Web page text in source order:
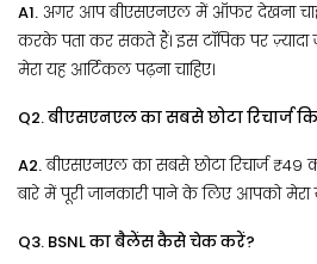
A1. अगर आप बीएसएनएल में ऑफर देखना
करके पता कर सकते हैं। इस टॉपिक पर
मेरा यह आर्टिकल पढ़ना चाहिए।
Q2. बीएसएनएल का सबसे छोटा रिचार्ज
A2.बीएसएनएल का सबसे छोटा रिचार्ज ₹49
बारे में पूरी जानकारी पाने के लिए आपको मेरा
Q3. BSNL का बैलेंस कैसे चेक करें?